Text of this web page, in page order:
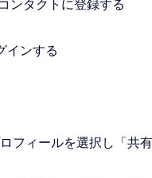
タクトに登録する
ンする
ィールを選択し「共